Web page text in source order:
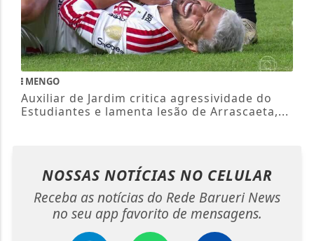
MENGO
Auxiliar de Jardim critica agressividade do
Estudiantes e lamenta lesão de Arrascaeta,...
NOSSAS NOTÍCIAS NO CELULAR
Receba as notícias do Rede Barueri News
no seu app favorito de mensagens.